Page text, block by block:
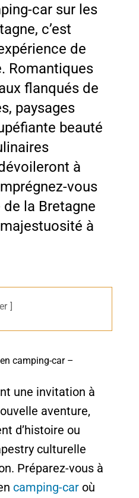
car sur les
c’est
de
Romantiques
flanqués de
paysages
beauté
à
vous
la Bretagne
à
camping-car –
une invitation à
aventure,
d’histoire ou
culturelle
Préparez-vous à
camping-caroù